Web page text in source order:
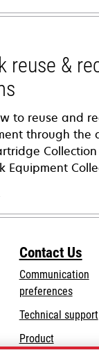
reuse &
to reuse and
through the
Equipment
Contact Us
Communication
preferences
Technical support
Product